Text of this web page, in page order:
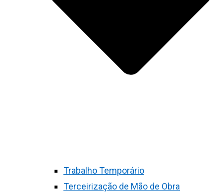
Trabalho Temporário
Terceirização de Mão de Obra